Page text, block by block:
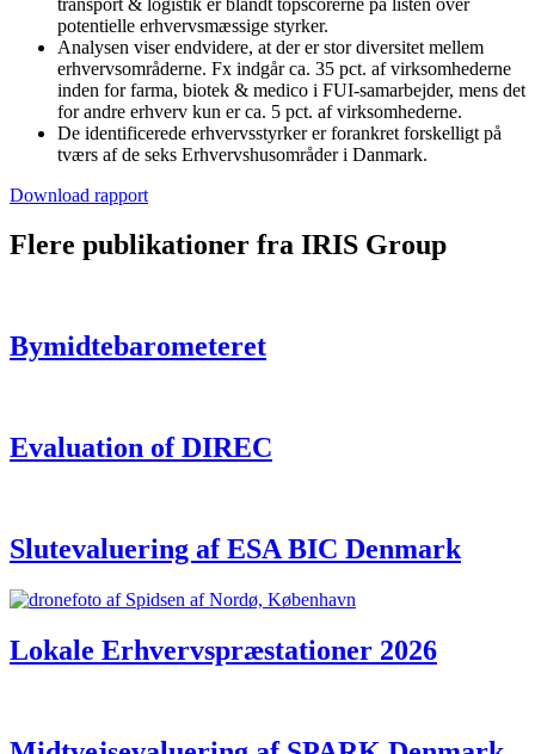
potentielle erhvervsmæssige styrker.
Analysen viser endvidere, at der er stor diversitet mellem
erhvervsområderne. Fx indgår ca. 35 pct. af virksomhederne
inden for farma, biotek & medico i FUI-samarbejder, mens det
for andre erhverv kun er ca. 5 pct. af virksomhederne.
De identificerede erhvervsstyrker er forankret forskelligt på
tværs af de seks Erhvervshusområder i Danmark.
Download rapport
Flere publikationer fra IRIS Group
Bymidtebarometeret
Evaluation of DIREC
Slutevaluering af ESA BIC Denmark
Lokale Erhvervspræstationer 2026